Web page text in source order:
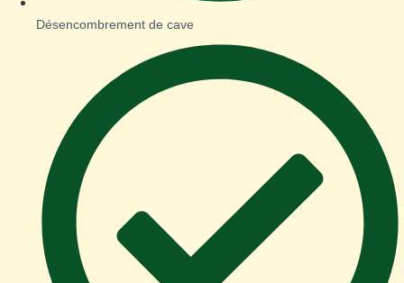
Désencombrement de cave